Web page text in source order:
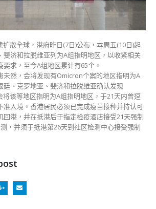
散全球，港府昨日(7日)公布，本周五(10日)起
斐济和拉脱维亚列为A组指明地区，以收紧相关
求，至今A组地区累计有65个。
未然，会将发现有Omicron个案的地区指明为A
廷、克罗地亚、斐济和拉脱维亚确认发现
该等地区指明为A组指明地区，于21天内曾逗
准入境。香港居民必须已完成疫苗接种并持认可
回港，并在抵港后于指定检疫酒店接受21天强制
，并须于抵港第26天到社区检测中心接受强制